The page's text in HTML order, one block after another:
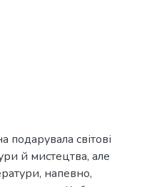
світові
й мистецтва, але
напевно,